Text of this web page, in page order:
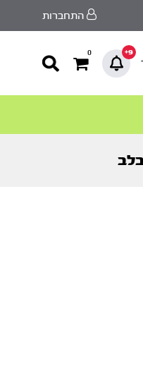
התחברות
9+
0